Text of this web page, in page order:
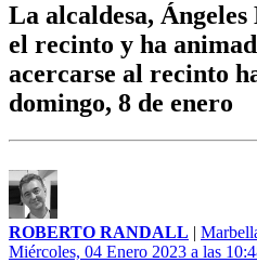
La alcaldesa,
el recinto y ha
acercarse al recinto
domingo, 8 de enero
ROBERTO RANDALL |
Miércoles, 04 Enero 2023 a las